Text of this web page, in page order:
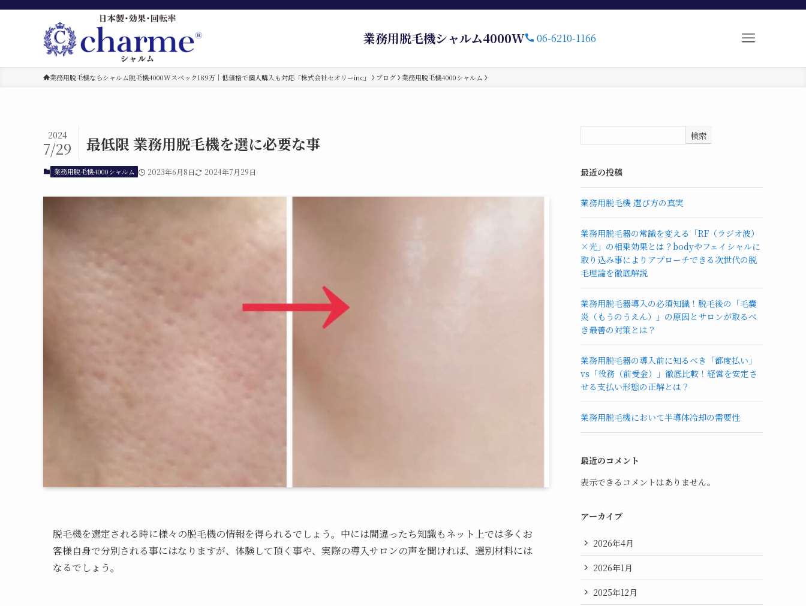
業務用脱毛機シャルム4000W 06-6210-1166
業務用脱毛機ならシャルム脱毛機4000Wスペック189万｜低価格で個人購入も対応「株式会社セオリーinc」 ブログ 業務用脱毛機4000シャルム
最低限 業務用脱毛機を選に必要な事
2024
7/29
業務用脱毛機4000シャルム 2023年6月8日 2024年7月29日
脱毛機を選定される時に様々の脱毛機の情報を得られるでしょう。中には間違ったち知識もネット上では多くお
客様自身で分別される事にはなりますが、体験して頂く事や、実際の導入サロンの声を聞ければ、選別材料には
なるでしょう。
検索
最近の投稿
業務用脱毛機 選び方の真実
業務用脱毛器の常識を変える「RF（ラジオ波）
×光」の相乗効果とは？bodyやフェイシャルに
取り込み事によりアプローチできる次世代の脱
毛理論を徹底解説
業務用脱毛器導入の必須知識！脱毛後の「毛嚢
炎（もうのうえん）」の原因とサロンが取るべ
き最善の対策とは？
業務用脱毛器の導入前に知るべき「都度払い」
vs「役務（前受金）」徹底比較！経営を安定さ
せる支払い形態の正解とは？
業務用脱毛機において半導体冷却の需要性
最近のコメント
表示できるコメントはありません。
アーカイブ
2026年4月
2026年1月
2025年12月